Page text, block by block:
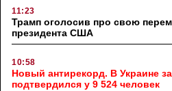
11:23
Трамп оголосив про свою
президента США
10:58
Новый антирекорд. В Украине
подтвердился у 9 524 человек